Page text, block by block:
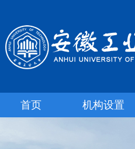
首页 机构设置